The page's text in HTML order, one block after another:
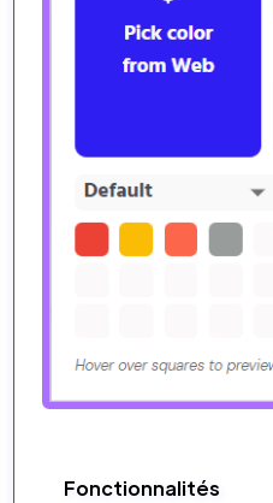
Fonctionnalités